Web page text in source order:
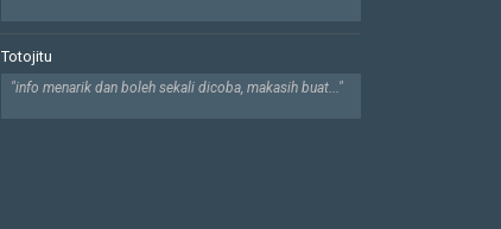
Totojitu
"info menarik dan boleh sekali dicoba, makasih buat..."